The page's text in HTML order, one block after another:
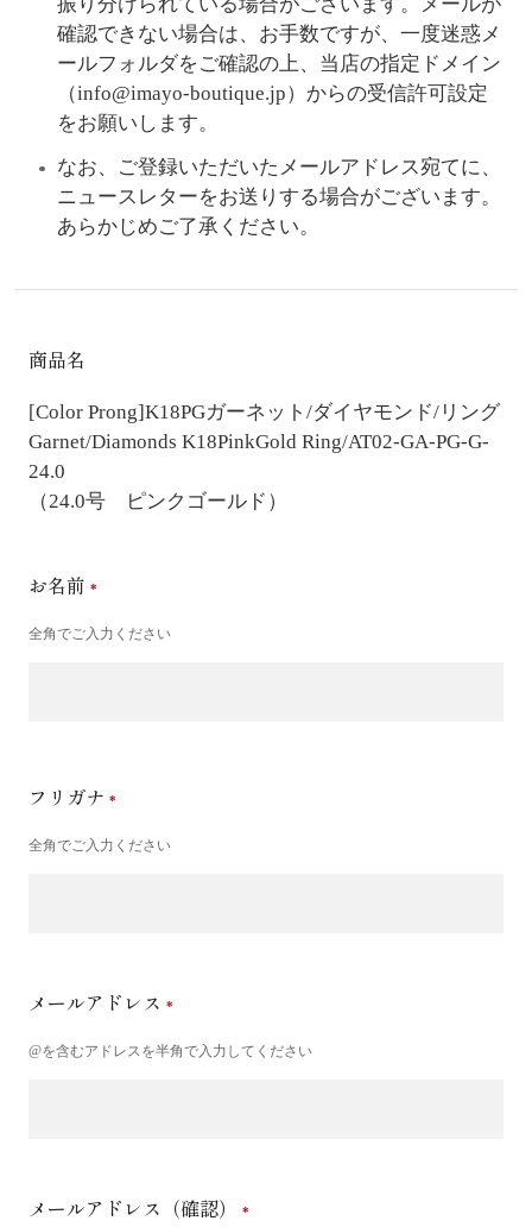
確認できない場合は、お手数ですが、一度迷惑メ
ールフォルダをご確認の上、当店の指定ドメイン
（info@imayo-boutique.jp）からの受信許可設定
をお願いします。
なお、ご登録いただいたメールアドレス宛てに、
ニュースレターをお送りする場合がございます。
あらかじめご了承ください。
商品名
[Color Prong]K18PGガーネット/ダイヤモンド/リング
Garnet/Diamonds K18PinkGold Ring/AT02-GA-PG-G-
24.0
（24.0号 ピンクゴールド）
お名前
全角でご入力ください
フリガナ
全角でご入力ください
メールアドレス
@を含むアドレスを半角で入力してください
メールアドレス（確認）